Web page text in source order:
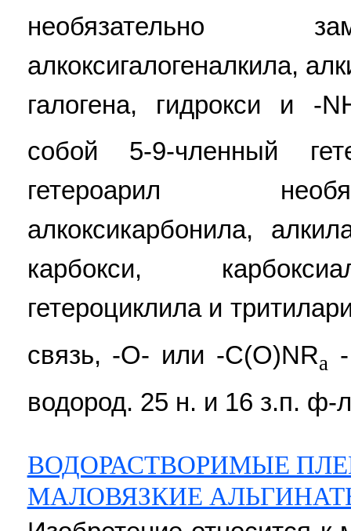
необязательно
алкоксигалогеналкила,
галогена, гидрокси и -
собой 5-9-членный
гетероарил
алкоксикарбонила,
карбокси,
гетероциклила и
связь, -О- или -C(O)NRa
водород. 25 н. и 16 з.п. ф-
ВОДОРАСТВОРИМЫЕ
МАЛОВЯЗКИЕ